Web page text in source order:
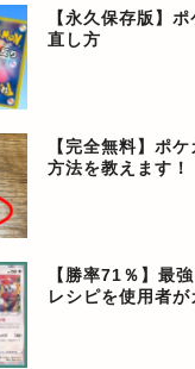
【永久保存版】
直し方
【完全無料】ポ
方法を教えます！
【勝率71％】最
レシピを使用者